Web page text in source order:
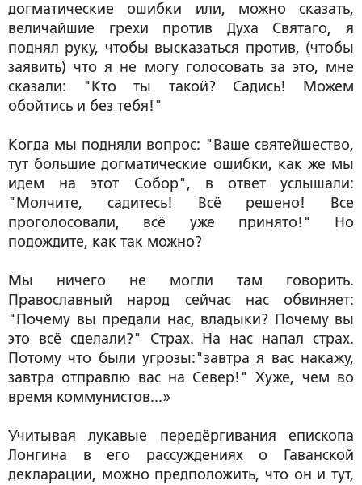
догматические ошибки или, можно сказать,
величайшие грехи против Духа Святаго, я
поднял руку, чтобы высказаться против, (чтобы
заявить)что я не могу голосовать за это, мне
сказали: "Кто ты такой? Садись! Можем
обойтись и без тебя!"
Когда мы подняли вопрос: "Ваше святейшество,
тут большие догматические ошибки, как же мы
идем на этот Собор", в ответ услышали:
"Молчите, садитесь! Всё решено! Все
проголосовали, всё уже принято!" Но
подождите, как так можно?
Мы ничего не могли там говорить.
Православный народ сейчас нас обвиняет:
"Почему вы предали нас, владыки? Почему вы
это всё сделали?" Страх. На нас напал страх.
Потому что были угрозы:"завтра я вас накажу,
завтра отправлю вас на Север!" Хуже, чем во
время коммунистов...»
Учитывая лукавые передёргивания епископа
Лонгина в его рассуждениях о Гаванской
декларации, можно предположить, что он и тут,